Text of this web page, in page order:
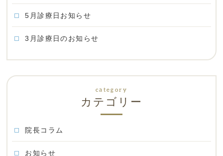
5月診療日お知らせ
3月診療日のお知らせ
カテゴリー
院長コラム
お知らせ